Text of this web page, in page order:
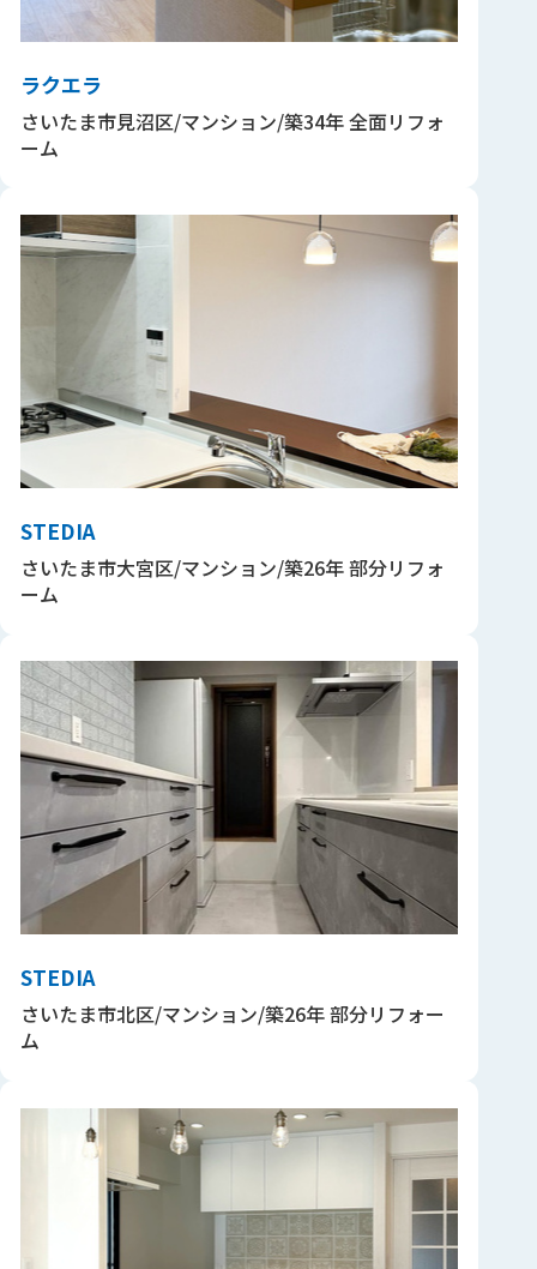
ラクエラ
さいたま市見沼区/マンション/築34年 全面リフォ
ーム
STEDIA
さいたま市大宮区/マンション/築26年 部分リフォ
ーム
STEDIA
さいたま市北区/マンション/築26年 部分リフォー
ム